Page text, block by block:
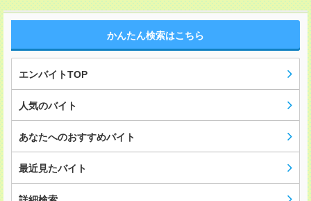
かんたん検索はこちら
エンバイトTOP
人気のバイト
あなたへのおすすめバイト
最近見たバイト